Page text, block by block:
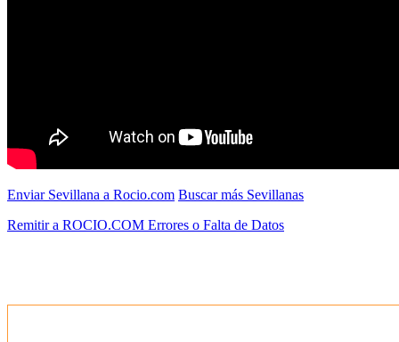
Enviar Sevillana a Rocio.com Buscar más Sevillanas
Remitir a ROCIO.COM Errores o Falta de Datos